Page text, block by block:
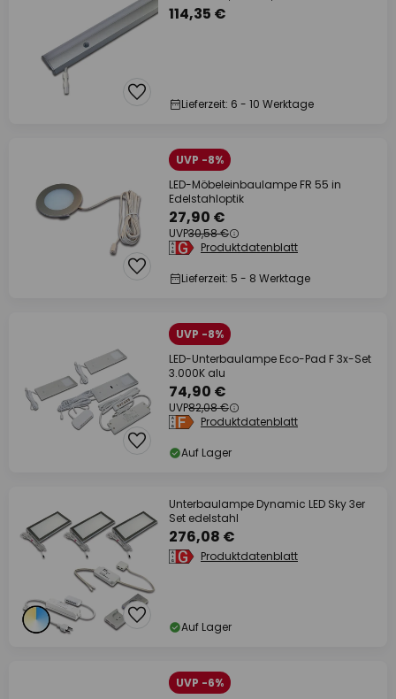
114,35 €
Lieferzeit: 6 - 10 Werktage
UVP -8%
LED-Möbeleinbaulampe FR 55 in
Edelstahloptik
27,90 €
UVP30,58 €
Produktdatenblatt
Lieferzeit: 5 - 8 Werktage
UVP -8%
LED-Unterbaulampe Eco-Pad F 3x-Set
3.000K alu
74,90 €
UVP82,08 €
Produktdatenblatt
Auf Lager
Unterbaulampe Dynamic LED Sky 3er
Set edelstahl
276,08 €
Produktdatenblatt
Auf Lager
UVP -6%